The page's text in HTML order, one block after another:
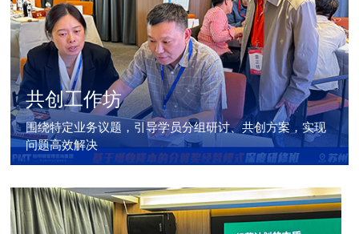
共创工作坊
围绕特定业务议题，引导学员分组研讨、共创方案，实现
问题高效解决